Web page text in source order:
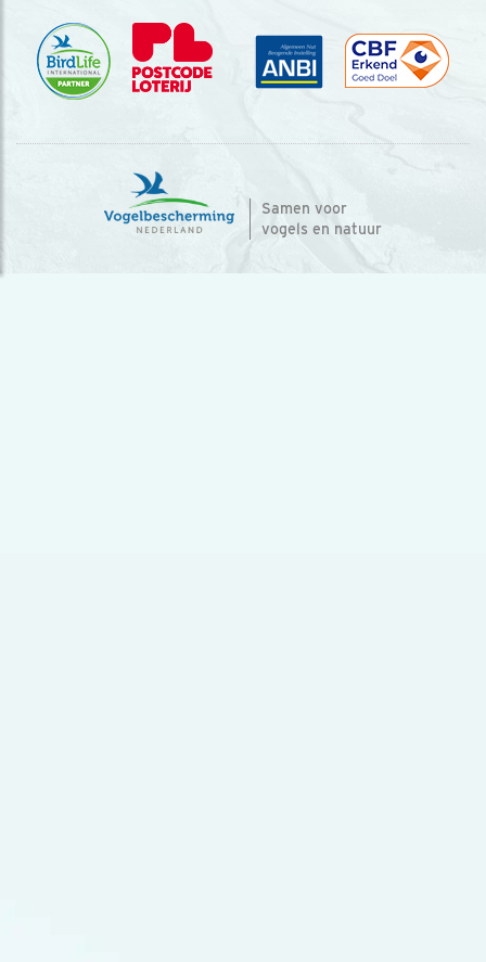
Samen voor
vogels en natuur